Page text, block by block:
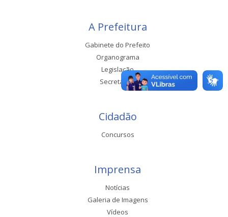
A Prefeitura
Gabinete do Prefeito
Organograma
Legislação
Secretarias
Cidadão
Concursos
Imprensa
Notícias
Galeria de Imagens
Vídeos